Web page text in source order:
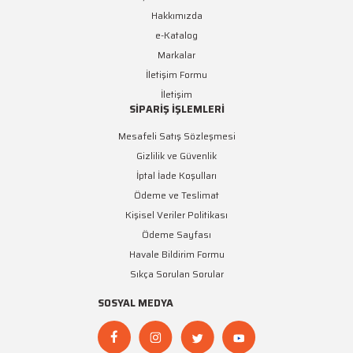
Hakkımızda
e-Katalog
Markalar
İletişim Formu
İletişim
SİPARİŞ İŞLEMLERİ
Mesafeli Satış Sözleşmesi
Gizlilik ve Güvenlik
İptal İade Koşulları
Ödeme ve Teslimat
Kişisel Veriler Politikası
Ödeme Sayfası
Havale Bildirim Formu
Sıkça Sorulan Sorular
SOSYAL MEDYA